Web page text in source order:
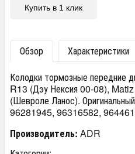
Купить в 1 клик
Обзор Характеристики
Колодки тормозные
R13 (Дэу Нексия 00-08),
(Шевроле Ланос).
96281945, 96316582,
Производитель: ADR